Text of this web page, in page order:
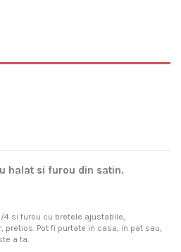
halat si furou din satin.
si furou cu bretele ajustabile,
Pot fi purtate in casa, in pat sau,
a ta.